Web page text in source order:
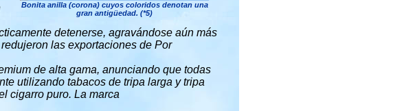
Bonita anilla (corona) cuyos coloridos denotan una
gran antigüedad. (*5)
detenerse, agravándose aún más
las exportaciones de Por
de alta gama, anunciando que todas
utilizando tabacos de tripa larga y tripa
cigarro puro. La marca